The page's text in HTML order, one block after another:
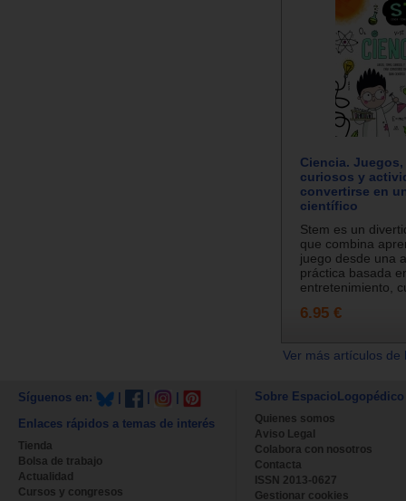
Ciencia. Juegos,
curiosos y
convertirse en
científico
Stem es un
que combina
juego desde una
práctica basada
entretenimiento,
6.95 €
Ver más artículos
Síguenos en:
Enlaces rápidos a temas de interés
Tienda
Bolsa de trabajo
Actualidad
Cursos y congresos
Sobre EspacioLogopédico
Quienes somos
Aviso Legal
Colabora con nosotros
Contacta
ISSN 2013-0627
Gestionar cookies